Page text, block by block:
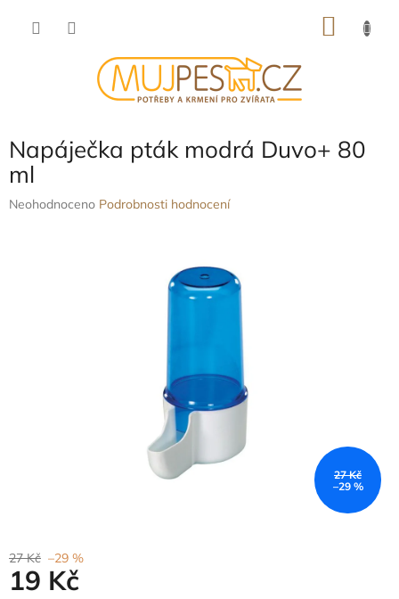
Napáječka pták modrá Duvo+ 80
ml
Průměrné
Neohodnoceno Podrobnosti hodnocení
27 Kč
–29 %
27 Kč –29 %
19 Kč